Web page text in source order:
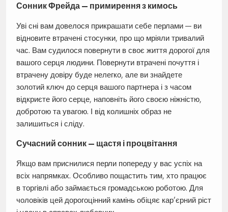
Сонник Фрейда — примирення з кимось
Уві сні вам довелося прикрашати себе перлами — ви
відновите втрачені стосунки, про що мріяли тривалий
час. Вам судилося повернути в своє життя дорогої для
вашого серця людини. Повернути втрачені почуття і
втрачену довіру буде нелегко, але ви знайдете
золотий ключ до серця вашого партнера і з часом
відкриєте його серце, наповніть його своєю ніжністю,
добротою та увагою. І від колишніх образ не
залишиться і сліду.
Сучасний сонник — щастя і процвітання
Якщо вам приснилися перли попереду у вас успіх на
всіх напрямках. Особливо пощастить тим, хто працює
в торгівлі або займається громадською роботою. Для
чоловіків цей дорогоцінний камінь обіцяє кар’єрний ріст